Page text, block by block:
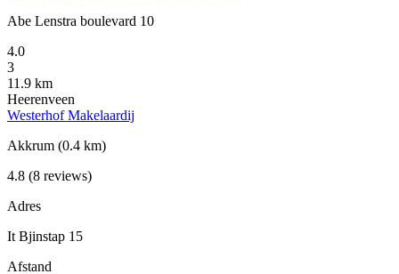
Abe Lenstra boulevard 10
4.0
3
11.9 km
Heerenveen
Westerhof Makelaardij
Akkrum (0.4 km)
4.8 (8 reviews)
Adres
It Bjinstap 15
Afstand